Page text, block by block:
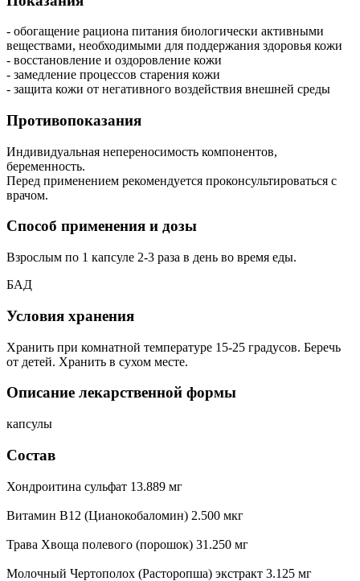
- обогащение рациона питания биологически активными
веществами, необходимыми для поддержания здоровья кожи
- восстановление и оздоровление кожи
- замедление процессов старения кожи
- защита кожи от негативного воздействия внешней среды
Противопоказания
Индивидуальная непереносимость компонентов,
беременность.
Перед применением рекомендуется проконсультироваться с
врачом.
Способ применения и дозы
Взрослым по 1 капсуле 2-3 раза в день во время еды.
БАД
Условия хранения
Хранить при комнатной температуре 15-25 градусов. Беречь
от детей. Хранить в сухом месте.
Описание лекарственной формы
капсулы
Состав
Хондроитина сульфат 13.889 мг
Витамин В12 (Цианокобаломин) 2.500 мкг
Трава Хвоща полевого (порошок) 31.250 мг
Молочный Чертополох (Расторопша) экстракт 3.125 мг